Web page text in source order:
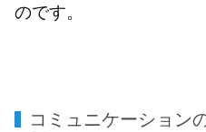
のです。
コミュニケーション